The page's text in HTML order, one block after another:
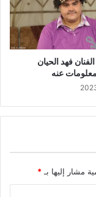
فهد الحيان
عنه
مشار إليها بـ *